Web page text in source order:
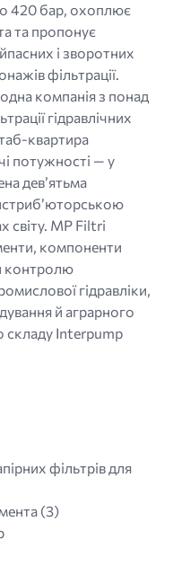
420 бар, охоплює
та пропонує
і зворотних
фільтрації.
компанія з понад
гідравлічних
квартира
потужності — у
дев’ятьма
світу. MP Filtri
компоненти
контролю
гідравліки,
й аграрного
складу Interpump
фільтрів для
(3)